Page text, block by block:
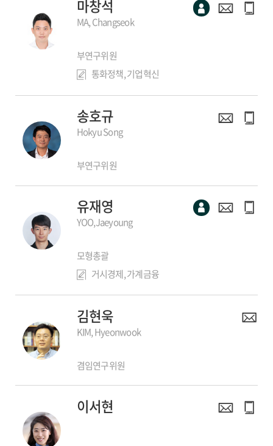
마창석
MA, Changseok
부연구위원
통화정책, 기업혁신
송호규
Hokyu Song
부연구위원
유재영
YOO,Jaeyoung
모형총괄
거시경제, 가계금융
김현욱
KIM, Hyeonwook
겸임연구위원
이서현